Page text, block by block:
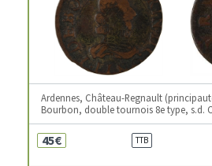
Ardennes, Château-Regnault
Bourbon, double tournois 8e type, s.d.
45€ TTB